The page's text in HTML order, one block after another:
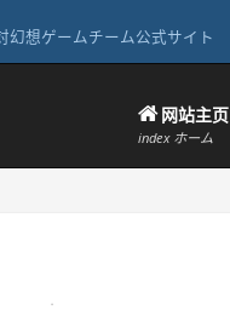
想ゲームチーム公式サイト
网站主页
index ホーム